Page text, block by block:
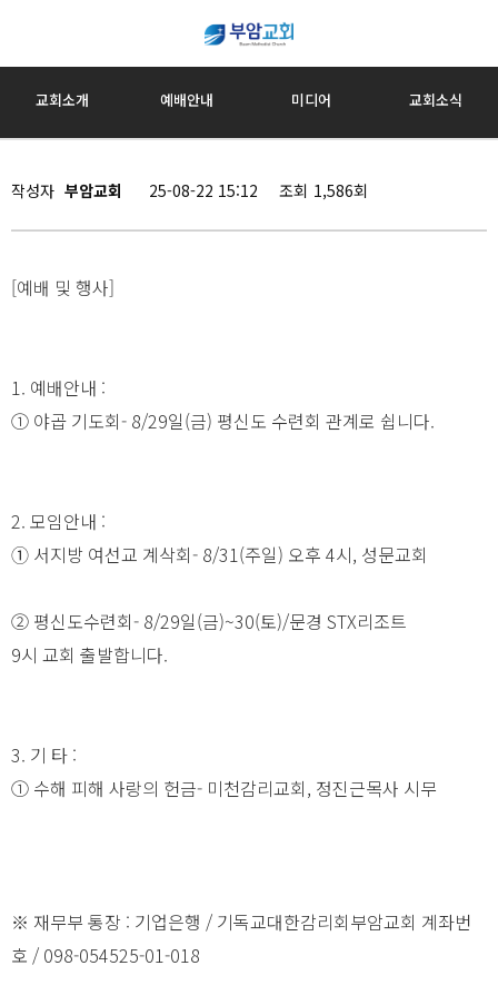
교회소개 예배안내 미디어 교회소식
작성자 부암교회 25-08-22 15:12 조회 1,586회
[예배 및 행사]
1. 예배안내 :
① 야곱 기도회- 8/29일(금) 평신도 수련회 관계로 쉽니다.
2. 모임안내 :
➀ 서지방 여선교 계삭회- 8/31(주일) 오후 4시, 성문교회
② 평신도수련회- 8/29일(금)~30(토)/문경 STX리조트
9시 교회 출발합니다.
3. 기 타 :
① 수해 피해 사랑의 헌금- 미천감리교회, 정진근목사 시무
※ 재무부 통장 : 기업은행 / 기독교대한감리회부암교회 계좌번
호 / 098-054525-01-018